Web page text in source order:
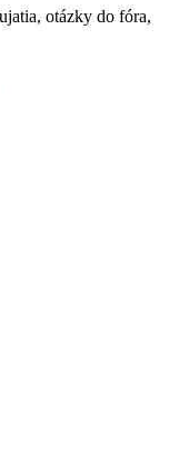
otázky do fóra,